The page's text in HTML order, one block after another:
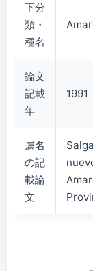
下分
類・
種名
論文
記載
年
1991
属名
の記
載論
文